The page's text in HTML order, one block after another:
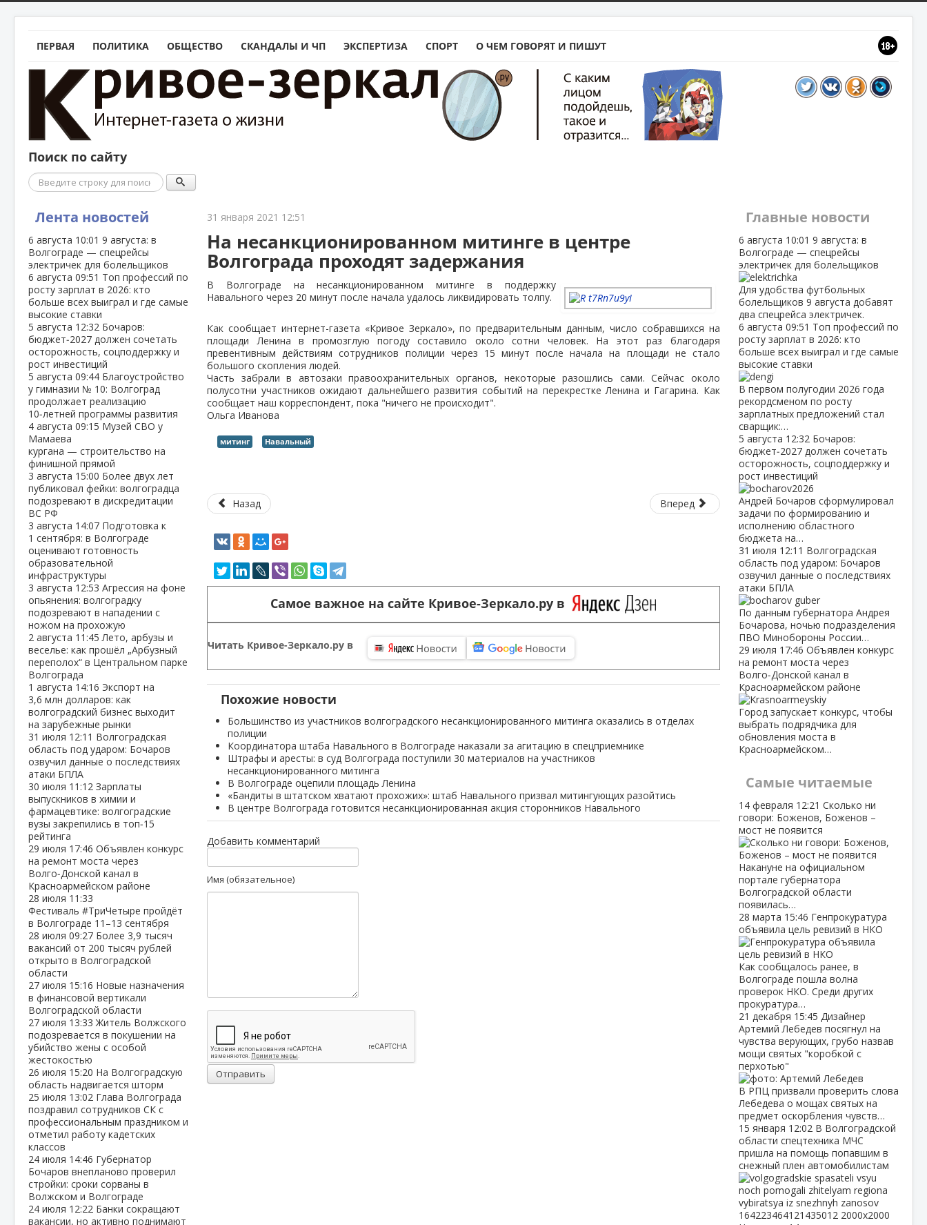
ПЕРВАЯ ПОЛИТИКА ОБЩЕСТВО СКАНДАЛЫ И ЧП ЭКСПЕРТИЗА СПОРТ О ЧЕМ ГОВОРЯТ И ПИШУТ
Поиск по сайту
Поиск
Лента новостей
6 августа 10:01 9 августа: в
Волгограде — спецрейсы
электричек для болельщиков
6 августа 09:51 Топ профессий по
росту зарплат в 2026: кто
больше всех выиграл и где самые
высокие ставки
5 августа 12:32 Бочаров:
бюджет‑2027 должен сочетать
осторожность, соцподдержку и
рост инвестиций
5 августа 09:44 Благоустройство
у гимназии № 10: Волгоград
продолжает реализацию
10‑летней программы развития
4 августа 09:15 Музей СВО у
Мамаева
кургана — строительство на
финишной прямой
3 августа 15:00 Более двух лет
публиковал фейки: волгоградца
подозревают в дискредитации
ВС РФ
3 августа 14:07 Подготовка к
1 сентября: в Волгограде
оценивают готовность
образовательной
инфраструктуры
3 августа 12:53 Агрессия на фоне
опьянения: волгоградку
подозревают в нападении с
ножом на прохожую
2 августа 11:45Лето, арбузы и
веселье: как прошёл „Арбузный
переполох“ в Центральном парке
Волгограда
1 августа 14:16 Экспорт на
3,6 млн долларов: как
волгоградский бизнес выходит
на зарубежные рынки
31 июля 12:11 Волгоградская
область под ударом: Бочаров
озвучил данные о последствиях
атаки БПЛА
30 июля 11:12 Зарплаты
выпускников в химии и
фармацевтике: волгоградские
вузы закрепились в топ‑15
рейтинга
29 июля 17:46 Объявлен конкурс
на ремонт моста через
Волго‑Донской канал в
Красноармейском районе
28 июля 11:33
Фестиваль #ТриЧетыре пройдёт
в Волгограде 11–13 сентября
28 июля 09:27 Более 3,9 тысяч
вакансий от 200 тысяч рублей
открыто в Волгоградской
области
27 июля 15:16 Новые назначения
в финансовой вертикали
Волгоградской области
27 июля 13:33Житель Волжского
подозревается в покушении на
убийство жены с особой
жестокостью
26 июля 15:20 На Волгоградскую
область надвигается шторм
25 июля 13:02 Глава Волгограда
поздравил сотрудников СК с
профессиональным праздником и
отметил работу кадетских
классов
24 июля 14:46 Губернатор
Бочаров внепланово проверил
стройки: сроки сорваны в
Волжском и Волгограде
24 июля 12:22 Банки сокращают
вакансии, но активно поднимают
31 января 2021 12:51
На несанкционированном митинге в центре
Волгограда проходят задержания
В Волгограде на несанкционированном митинге в поддержку
Навального через 20 минут после начала удалось ликвидировать толпу.
Как сообщает интернет-газета «Кривое Зеркало», по предварительным данным, число собравшихся на
площади Ленина в промозглую погоду составило около сотни человек. На этот раз благодаря
превентивным действиям сотрудников полиции через 15 минут после начала на площади не стало
большого скопления людей.
Часть забрали в автозаки правоохранительных органов, некоторые разошлись сами. Сейчас около
полусотни участников ожидают дальнейшего развития событий на перекрестке Ленина и Гагарина. Как
сообщает наш корреспондент, пока "ничего не происходит".
Ольга Иванова
митинг Навальный
Назад Вперед
Самое важное на сайте Кривое-Зеркало.ру в
Читать Кривое-Зеркало.ру в
Похожие новости
Большинство из участников волгоградского несанкционированного митинга оказались в отделах
полиции
Координатора штаба Навального в Волгограде наказали за агитацию в спецприемнике
Штрафы и аресты: в суд Волгограда поступили 30 материалов на участников
несанкционированного митинга
В Волгограде оцепили площадь Ленина
«Бандиты в штатском хватают прохожих»: штаб Навального призвал митингующих разойтись
В центре Волгограда готовится несанкционированная акция сторонников Навального
Добавить комментарий
Имя (обязательное)
Отправить
Главные новости
6 августа 10:01 9 августа: в
Волгограде — спецрейсы
электричек для болельщиков
Для удобства футбольных
болельщиков 9 августа добавят
два спецрейса электричек.
6 августа 09:51 Топ профессий по
росту зарплат в 2026: кто
больше всех выиграл и где самые
высокие ставки
В первом полугодии 2026 года
рекордсменом по росту
зарплатных предложений стал
сварщик:…
5 августа 12:32 Бочаров:
бюджет‑2027 должен сочетать
осторожность, соцподдержку и
рост инвестиций
Андрей Бочаров сформулировал
задачи по формированию и
исполнению областного
бюджета на…
31 июля 12:11 Волгоградская
область под ударом: Бочаров
озвучил данные о последствиях
атаки БПЛА
По данным губернатора Андрея
Бочарова, ночью подразделения
ПВО Минобороны России…
29 июля 17:46 Объявлен конкурс
на ремонт моста через
Волго‑Донской канал в
Красноармейском районе
Город запускает конкурс, чтобы
выбрать подрядчика для
обновления моста в
Красноармейском…
Самые читаемые
14 февраля 12:21 Сколько ни
говори: Боженов, Боженов –
мост не появится
Накануне на официальном
портале губернатора
Волгоградской области
появилась…
28 марта 15:46 Генпрокуратура
объявила цель ревизий в НКО
Как сообщалось ранее, в
Волгограде пошла волна
проверок НКО. Среди других
прокуратура…
21 декабря 15:45 Дизайнер
Артемий Лебедев посягнул на
чувства верующих, грубо назвав
мощи святых "коробкой с
перхотью"
В РПЦ призвали проверить слова
Лебедева о мощах святых на
предмет оскорбления чувств…
15 января 12:02 В Волгоградской
области спецтехника МЧС
пришла на помощь попавшим в
снежный плен автомобилистам